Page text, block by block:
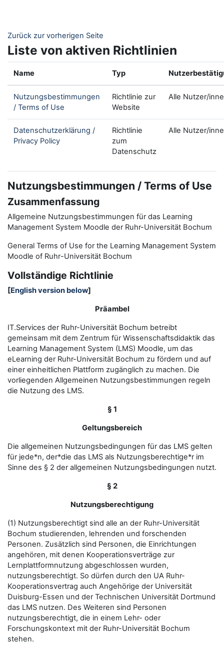
Zurück zur vorherigen Seite
Liste von aktiven Richtlinien
Name Typ
Nutzungsbestimmungen
/ Terms of Use
Richtlinie zur
Website
Alle Nutzer/
Datenschutzerklärung /
Privacy Policy
Richtlinie
zum
Datenschutz
Alle Nutzer/
Nutzungsbestimmungen / Terms of Use
Zusammenfassung
Allgemeine Nutzungsbestimmungen für das Learning
Management System Moodle der Ruhr-Universität Bochum
General Terms of Use for the Learning Management System
Moodle of Ruhr-Universität Bochum
Vollständige Richtlinie
[English version below]
Präambel
IT.Services der Ruhr-Universität Bochum betreibt
gemeinsam mit dem Zentrum für Wissenschaftsdidaktik das
Learning Management System (LMS) Moodle, um das
eLearning der Ruhr-Universität Bochum zu fördern und auf
einer einheitlichen Plattform zugänglich zu machen. Die
vorliegenden Allgemeinen Nutzungsbestimmungen regeln
die Nutzung des LMS.
§ 1
Geltungsbereich
Die allgemeinen Nutzungsbedingungen für das LMS gelten
für jede*n, der*die das LMS als Nutzungsberechtige*r im
Sinne des § 2 der allgemeinen Nutzungsbedingungen nutzt.
§ 2
Nutzungsberechtigung
(1) Nutzungsberechtigt sind alle an der Ruhr-Universität
Bochum studierenden, lehrenden und forschenden
Personen. Zusätzlich sind Personen, die Einrichtungen
angehören, mit denen Kooperationsverträge zur
Lernplattformnutzung abgeschlossen wurden,
nutzungsberechtigt. So dürfen durch den UA Ruhr-
Kooperationsvertrag auch Angehörige der Universität
Duisburg-Essen und der Technischen Universität Dortmund
das LMS nutzen. Des Weiteren sind Personen
nutzungsberechtigt, die in einem Lehr- oder
Forschungskontext mit der Ruhr-Universität Bochum
stehen.